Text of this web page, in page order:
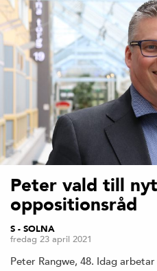
Peter vald till
oppositionsråd
S - SOLNA
fredag 23 april 2021
Peter Rangwe, 48. Idag